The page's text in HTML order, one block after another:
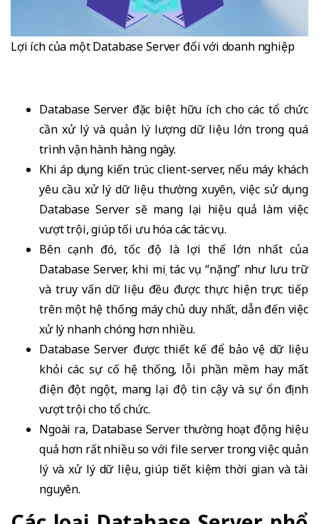
Lợi ích của một Database Server đối với doanh nghiệp
Database Server đặc biệt hữu ích cho các tổ chức
cần xử lý và quản lý lượng dữ liệu lớn trong quá
trình vận hành hàng ngày.
Khi áp dụng kiến trúc client-server, nếu máy khách
yêu cầu xử lý dữ liệu thường xuyên, việc sử dụng
Database Server sẽ mang lại hiệu quả làm việc
vượt trội, giúp tối ưu hóa các tác vụ.
Bên cạnh đó, tốc độ là lợi thế lớn nhất của
Database Server, khi mọi tác vụ “nặng” như lưu trữ
và truy vấn dữ liệu đều được thực hiện trực tiếp
trên một hệ thống máy chủ duy nhất, dẫn đến việc
xử lý nhanh chóng hơn nhiều.
Database Server được thiết kế để bảo vệ dữ liệu
khỏi các sự cố hệ thống, lỗi phần mềm hay mất
điện đột ngột, mang lại độ tin cậy và sự ổn định
vượt trội cho tổ chức.
Ngoài ra, Database Server thường hoạt động hiệu
quả hơn rất nhiều so với file server trong việc quản
lý và xử lý dữ liệu, giúp tiết kiệm thời gian và tài
nguyên.